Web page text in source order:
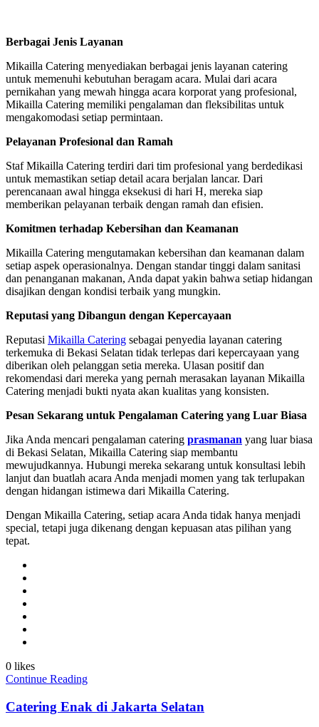
Berbagai Jenis Layanan
Mikailla Catering menyediakan berbagai jenis layanan catering
untuk memenuhi kebutuhan beragam acara. Mulai dari acara
pernikahan yang mewah hingga acara korporat yang profesional,
Mikailla Catering memiliki pengalaman dan fleksibilitas untuk
mengakomodasi setiap permintaan.
Pelayanan Profesional dan Ramah
Staf Mikailla Catering terdiri dari tim profesional yang berdedikasi
untuk memastikan setiap detail acara berjalan lancar. Dari
perencanaan awal hingga eksekusi di hari H, mereka siap
memberikan pelayanan terbaik dengan ramah dan efisien.
Komitmen terhadap Kebersihan dan Keamanan
Mikailla Catering mengutamakan kebersihan dan keamanan dalam
setiap aspek operasionalnya. Dengan standar tinggi dalam sanitasi
dan penanganan makanan, Anda dapat yakin bahwa setiap hidangan
disajikan dengan kondisi terbaik yang mungkin.
Reputasi yang Dibangun dengan Kepercayaan
Reputasi Mikailla Catering sebagai penyedia layanan catering
terkemuka di Bekasi Selatan tidak terlepas dari kepercayaan yang
diberikan oleh pelanggan setia mereka. Ulasan positif dan
rekomendasi dari mereka yang pernah merasakan layanan Mikailla
Catering menjadi bukti nyata akan kualitas yang konsisten.
Pesan Sekarang untuk Pengalaman Catering yang Luar Biasa
Jika Anda mencari pengalaman catering prasmanan yang luar biasa
di Bekasi Selatan, Mikailla Catering siap membantu
mewujudkannya. Hubungi mereka sekarang untuk konsultasi lebih
lanjut dan buatlah acara Anda menjadi momen yang tak terlupakan
dengan hidangan istimewa dari Mikailla Catering.
Dengan Mikailla Catering, setiap acara Anda tidak hanya menjadi
special, tetapi juga dikenang dengan kepuasan atas pilihan yang
tepat.
0 likes
Continue Reading
Catering Enak di Jakarta Selatan